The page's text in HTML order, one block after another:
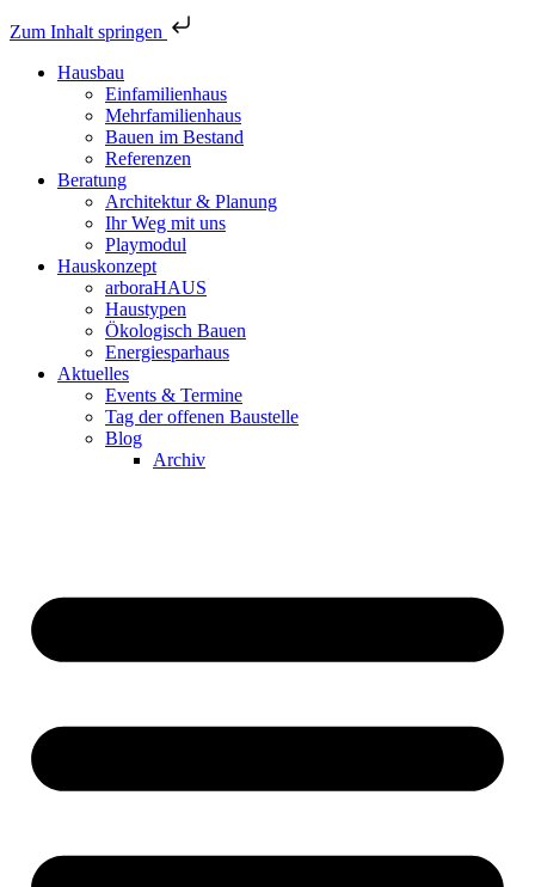
Zum Inhalt springen
Hausbau
Einfamilienhaus
Mehrfamilienhaus
Bauen im Bestand
Referenzen
Beratung
Architektur & Planung
Ihr Weg mit uns
Playmodul
Hauskonzept
arboraHAUS
Haustypen
Ökologisch Bauen
Energiesparhaus
Aktuelles
Events & Termine
Tag der offenen Baustelle
Blog
Archiv